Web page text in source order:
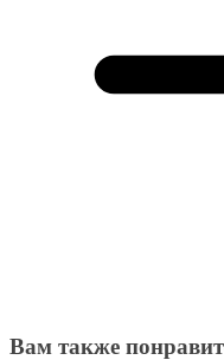
Вам также